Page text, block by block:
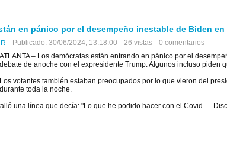
en pánico por el desempeño inestable de Biden en
Publicado: 30/06/2024, 13:18:00 26 vistas
0 comentarios
ATLANTA – Los demócratas están entrando en pánico por el
debate de anoche con el expresidente Trump. Algunos incluso piden
Los votantes también estaban preocupados por lo que vieron del
durante toda la noche.
una línea que decía: "Lo que he podido hacer con el Covid….